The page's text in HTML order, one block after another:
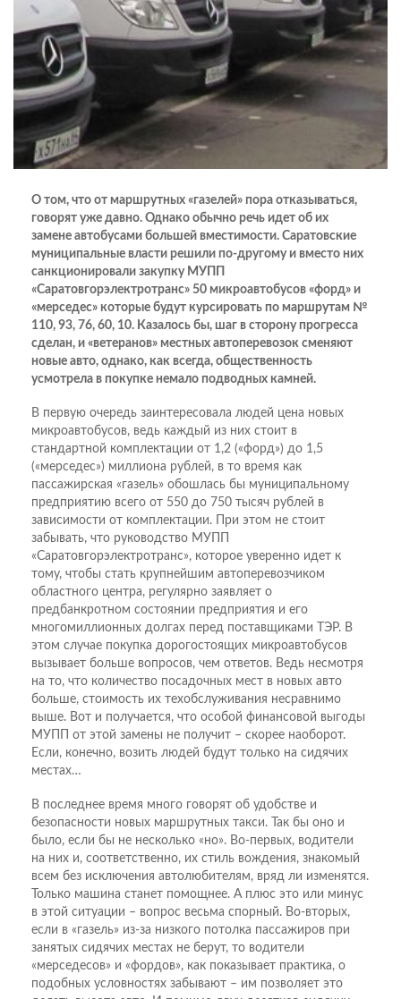
О том, что от маршрутных «газелей» пора отказываться,
говорят уже давно. Однако обычно речь идет об их
замене автобусами большей вместимости. Саратовские
муниципальные власти решили по-другому и вместо них
санкционировали закупку МУПП
«Саратовгорэлектротранс» 50 микроавтобусов «форд» и
«мерседес» которые будут курсировать по маршрутам №
110, 93, 76, 60, 10. Казалось бы, шаг в сторону прогресса
сделан, и «ветеранов» местных автоперевозок сменяют
новые авто, однако, как всегда, общественность
усмотрела в покупке немало подводных камней.
В первую очередь заинтересовала людей цена новых
микроавтобусов, ведь каждый из них стоит в
стандартной комплектации от 1,2 («форд») до 1,5
(«мерседес») миллиона рублей, в то время как
пассажирская «газель» обошлась бы муниципальному
предприятию всего от 550 до 750 тысяч рублей в
зависимости от комплектации. При этом не стоит
забывать, что руководство МУПП
«Саратовгорэлектротранс», которое уверенно идет к
тому, чтобы стать крупнейшим автоперевозчиком
областного центра, регулярно заявляет о
предбанкротном состоянии предприятия и его
многомиллионных долгах перед поставщиками ТЭР. В
этом случае покупка дорогостоящих микроавтобусов
вызывает больше вопросов, чем ответов. Ведь несмотря
на то, что количество посадочных мест в новых авто
больше, стоимость их техобслуживания несравнимо
выше. Вот и получается, что особой финансовой выгоды
МУПП от этой замены не получит – скорее наоборот.
Если, конечно, возить людей будут только на сидячих
местах…
В последнее время много говорят об удобстве и
безопасности новых маршрутных такси. Так бы оно и
было, если бы не несколько «но». Во-первых, водители
на них и, соответственно, их стиль вождения, знакомый
всем без исключения автолюбителям, вряд ли изменятся.
Только машина станет помощнее. А плюс это или минус
в этой ситуации – вопрос весьма спорный. Во-вторых,
если в «газель» из-за низкого потолка пассажиров при
занятых сидячих местах не берут, то водители
«мерседесов» и «фордов», как показывает практика, о
подобных условностях забывают – им позволяет это